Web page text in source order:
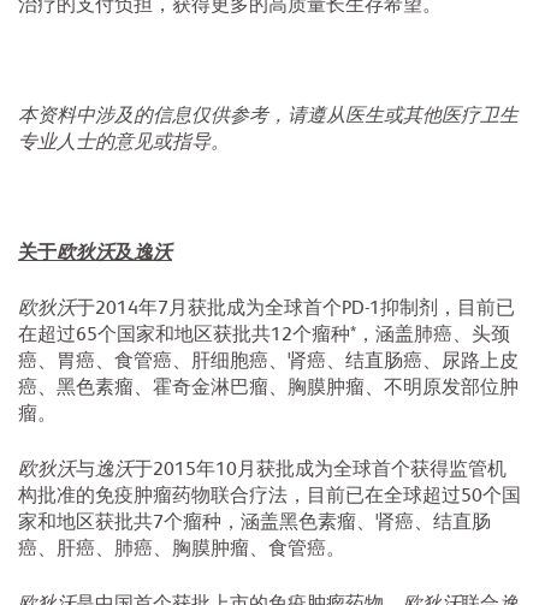
治疗的支付负担，获得更多的高质量长生存希望。
本资料中涉及的信息仅供参考，请遵从医生或其他医疗卫生
专业人士的意见或指导。
关于欧狄沃及逸沃
欧狄沃于2014年7月获批成为全球首个PD-1抑制剂，目前已
在超过65个国家和地区获批共12个瘤种*，涵盖肺癌、头颈
癌、胃癌、食管癌、肝细胞癌、肾癌、结直肠癌、尿路上皮
癌、黑色素瘤、霍奇金淋巴瘤、胸膜肿瘤、不明原发部位肿
瘤。
欧狄沃与逸沃于2015年10月获批成为全球首个获得监管机
构批准的免疫肿瘤药物联合疗法，目前已在全球超过50个国
家和地区获批共7个瘤种，涵盖黑色素瘤、肾癌、结直肠
癌、肝癌、肺癌、胸膜肿瘤、食管癌。